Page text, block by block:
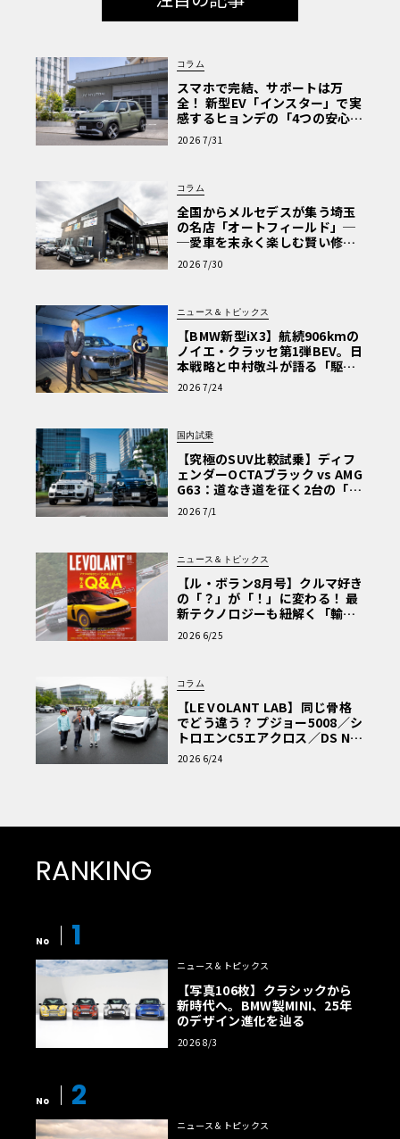
コラム
スマホで完結、サポートは万
全！ 新型EV「インスター」で実
感するヒョンデの「4つの安心」
【第1回・ヒョンデ6つの疑問：
Why? Hyundai?】〈PR〉
2026 7/31
コラム
全国からメルセデスが集う埼玉
の名店「オートフィールド」─
─愛車を末永く楽しむ賢い修理
術と、プロがフックス製オイル
を選ぶ理由〈PR〉
2026 7/30
ニュース＆トピックス
【BMW新型iX3】航続906kmの
ノイエ・クラッセ第1弾BEV。日
本戦略と中村敬斗が語る「駆け
ぬける歓び」
2026 7/24
国内試乗
【究極のSUV比較試乗】ディフ
ェンダーOCTAブラック vs AMG
G63：道なき道を征く2台の「対
極的アプローチ」
2026 7/1
ニュース＆トピックス
【ル・ボラン8月号】クルマ好き
の「？」が「！」に変わる！ 最
新テクノロジーも紐解く「輸入
車Q&A」
2026 6/25
コラム
【LE VOLANT LAB】同じ骨格
でどう違う？ プジョー5008／シ
トロエンC5エアクロス／DS Nº4
読者一気乗りレポート
2026 6/24
RANKING
No 1
ニュース＆トピックス
【写真106枚】クラシックから
新時代へ。BMW製MINI、25年
のデザイン進化を辿る
2026 8/3
No 2
ニュース＆トピックス